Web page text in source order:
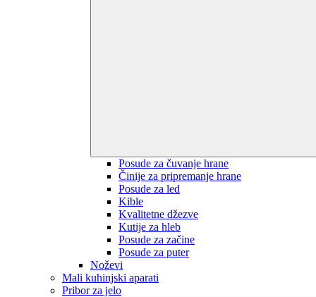
Posude za čuvanje hrane
Činije za pripremanje hrane
Posude za led
Kible
Kvalitetne džezve
Kutije za hleb
Posude za začine
Posude za puter
Noževi
Mali kuhinjski aparati
Pribor za jelo